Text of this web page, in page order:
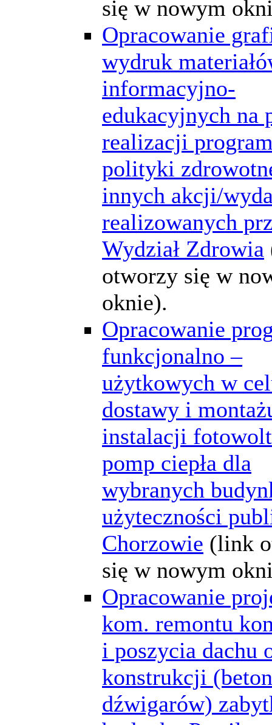
się w nowym
Opracowanie
wydruk
informacyjno-
edukacyjnych na
realizacji
polityki
innych akcji/
realizowanych
Wydział Zdrowia
otworzy się w
oknie).
Opracowanie
funkcjonalno –
użytkowych w
dostawy i
instalacji
pomp ciepła dla
wybranych
użyteczności
Chorzowie (link
się w nowym
Opracowanie
kom. remontu
i poszycia dachu
konstrukcji
dźwigarów)